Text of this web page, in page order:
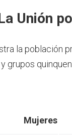
Unión
la población
grupos
Mujeres